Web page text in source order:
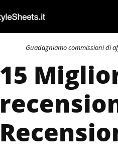
Guadagniamo commissioni di
15